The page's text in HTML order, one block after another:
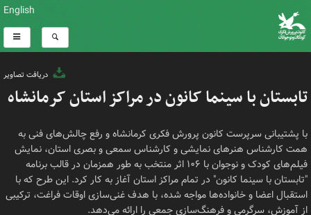
English
دریافت تصاویر
تابستان با سینما کانون در مراکز استان کرمانشاه
با پشتیبانی سرپرست کانون پرورش فکری کرمانشاه و رفع چالش‌های فنی به
همت کارشناس هنرهای نمایشی و کارشناس سمعی و بصری استان، نمایش
فیلم‌های کودک و نوجوان با ۱۰۶ اثر منتخب به طور همزمان در قالب برنامه
"تابستان با سینما کانون" در تمام مراکز استان آغاز به کار کرد. این طرح که با
استقبال اعضا و خانواده‌ها مواجه شده، با هدف غنی‌سازی اوقات فراغت، ترکیبی
از آموزش، سرگرمی و فرهنگ‌سازی جمعی را ارائه می‌دهد.